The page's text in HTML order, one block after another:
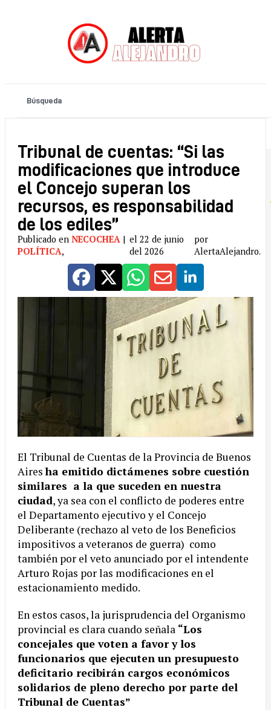
Tribunal de cuentas: “Si las
modificaciones que introduce
el Concejo superan los
recursos, es responsabilidad
de los ediles”
Publicado en NECOCHEA |
POLÍTICA,
el 22 de junio
del 2026
por
AlertaAlejandro.
El Tribunal de Cuentas de la Provincia de Buenos
Airesha emitido dictámenes sobre cuestión
similares a la que suceden en nuestra
ciudad, ya sea con el conflicto de poderes entre
el Departamento ejecutivo y el Concejo
Deliberante (rechazo al veto de los Beneficios
impositivos a veteranos de guerra) como
también por el veto anunciado por el intendente
Arturo Rojas por las modificaciones en el
estacionamiento medido.
En estos casos, la jurisprudencia del Organismo
provincial es clara cuando señala “Los
concejales que voten a favor y los
funcionarios que ejecuten un presupuesto
deficitario recibirán cargos económicos
solidarios de pleno derecho por parte del
Tribunal de Cuentas”